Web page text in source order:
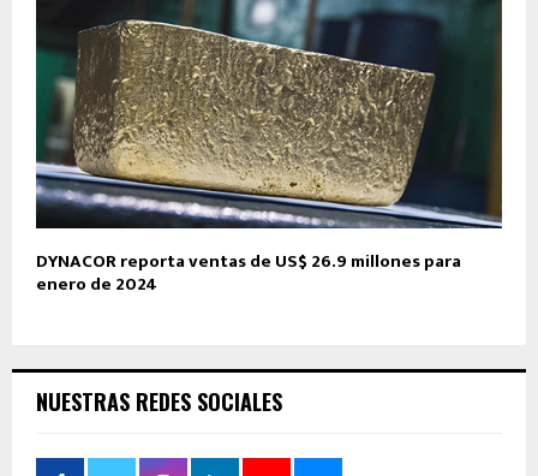
DYNACOR reporta ventas de US$ 26.9 millones para
enero de 2024
NUESTRAS REDES SOCIALES